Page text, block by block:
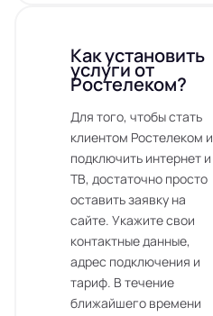
Как установить
услуги от
Ростелеком?
Для того, чтобы стать
клиентом Ростелеком и
подключить интернет и
ТВ, достаточно просто
оставить заявку на
сайте. Укажите свои
контактные данные,
адрес подключения и
тариф. В течение
ближайшего времени